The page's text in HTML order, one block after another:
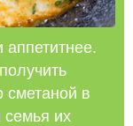
сметаной в
их